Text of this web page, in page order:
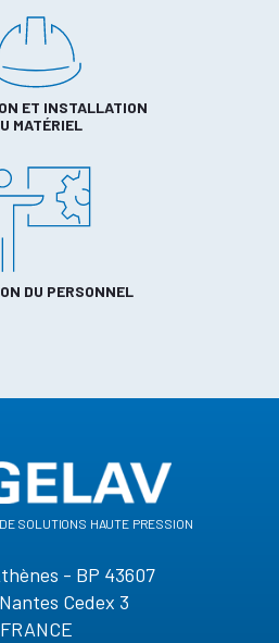
ET INSTALLATION
MATÉRIEL
DU PERSONNEL
solutions haute pression
- BP 43607
Cedex 3
FRANCE